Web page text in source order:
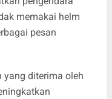
memakai helm
pesan
yang diterima oleh